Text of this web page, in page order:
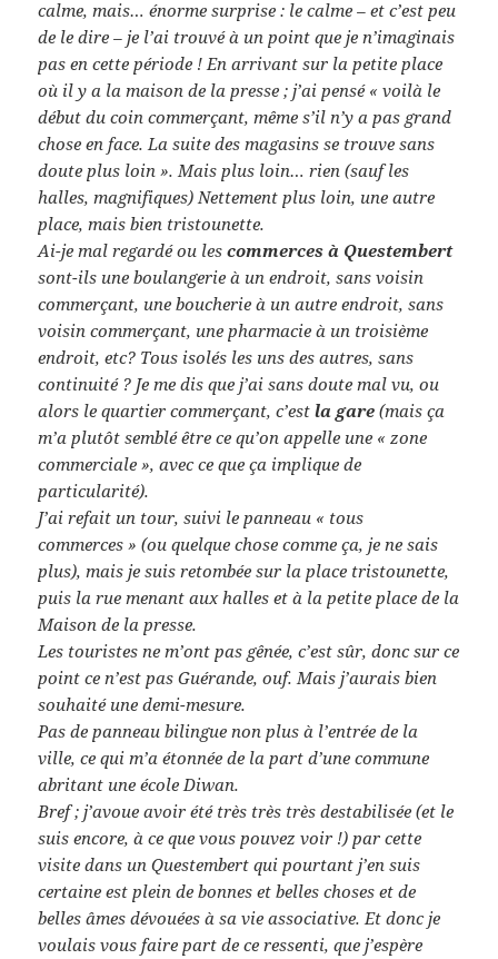
calme, mais… énorme surprise : le calme – et c’est peu
de le dire – je l’ai trouvé à un point que je n’imaginais
pas en cette période ! En arrivant sur la petite place
où il y a la maison de la presse ; j’ai pensé « voilà le
début du coin commerçant, même s’il n’y a pas grand
chose en face. La suite des magasins se trouve sans
doute plus loin ». Mais plus loin… rien (sauf les
halles, magnifiques) Nettement plus loin, une autre
place, mais bien tristounette.
Ai-je mal regardé ou lescommerces à Questembert
sont-ils une boulangerie à un endroit, sans voisin
commerçant, une boucherie à un autre endroit, sans
voisin commerçant, une pharmacie à un troisième
endroit, etc? Tous isolés les uns des autres, sans
continuité ? Je me dis que j’ai sans doute mal vu, ou
alors le quartier commerçant, c’estla gare(mais ça
m’a plutôt semblé être ce qu’on appelle une « zone
commerciale », avec ce que ça implique de
particularité).
J’ai refait un tour, suivi le panneau « tous
commerces » (ou quelque chose comme ça, je ne sais
plus), mais je suis retombée sur la place tristounette,
puis la rue menant aux halles et à la petite place de la
Maison de la presse.
Les touristes ne m’ont pas gênée, c’est sûr, donc sur ce
point ce n’est pas Guérande, ouf. Mais j’aurais bien
souhaité une demi-mesure.
Pas de panneau bilingue non plus à l’entrée de la
ville, ce qui m’a étonnée de la part d’une commune
abritant une école Diwan.
Bref ; j’avoue avoir été très très très destabilisée (et le
suis encore, à ce que vous pouvez voir !) par cette
visite dans un Questembert qui pourtant j’en suis
certaine est plein de bonnes et belles choses et de
belles âmes dévouées à sa vie associative. Et donc je
voulais vous faire part de ce ressenti, que j’espère